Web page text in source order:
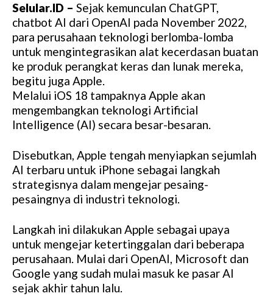
Selular.ID – Sejak kemunculan ChatGPT,
chatbot AI dari OpenAI pada November 2022,
para perusahaan teknologi berlomba-lomba
untuk mengintegrasikan alat kecerdasan buatan
ke produk perangkat keras dan lunak mereka,
begitu juga Apple.
Melalui iOS 18 tampaknya Apple akan
mengembangkan teknologi Artificial
Intelligence (AI) secara besar-besaran.
Disebutkan, Apple tengah menyiapkan sejumlah
AI terbaru untuk iPhone sebagai langkah
strategisnya dalam mengejar pesaing-
pesaingnya di industri teknologi.
Langkah ini dilakukan Apple sebagai upaya
untuk mengejar ketertinggalan dari beberapa
perusahaan. Mulai dari OpenAI, Microsoft dan
Google yang sudah mulai masuk ke pasar AI
sejak akhir tahun lalu.